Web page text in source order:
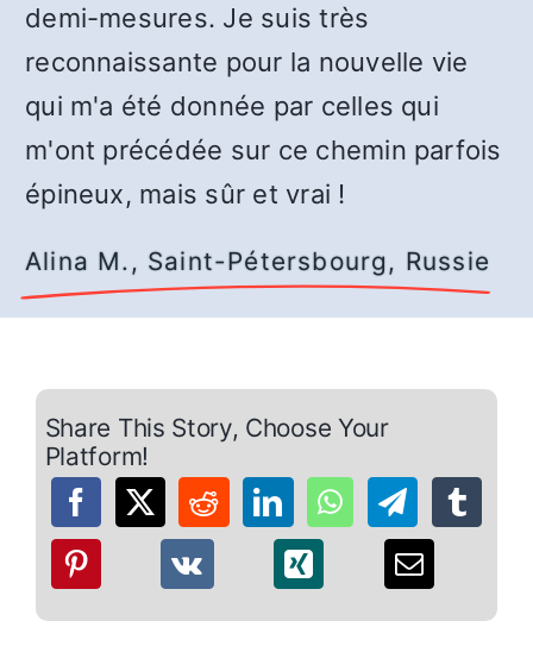
demi-mesures. Je suis très
reconnaissante pour la nouvelle vie
qui m'a été donnée par celles qui
m'ont précédée sur ce chemin parfois
épineux, mais sûr et vrai !
Alina M., Saint-Pétersbourg, Russie
Share This Story, Choose Your
Platform!